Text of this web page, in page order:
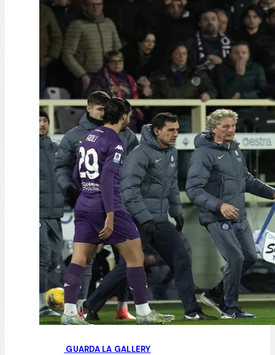
GUARDA LA GALLERY